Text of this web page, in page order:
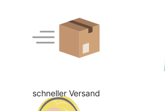
schneller Versand